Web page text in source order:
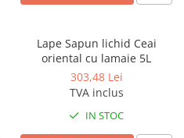
Lape Sapun lichid Ceai
oriental cu lamaie 5L
303,48 Lei
TVA inclus
IN STOC